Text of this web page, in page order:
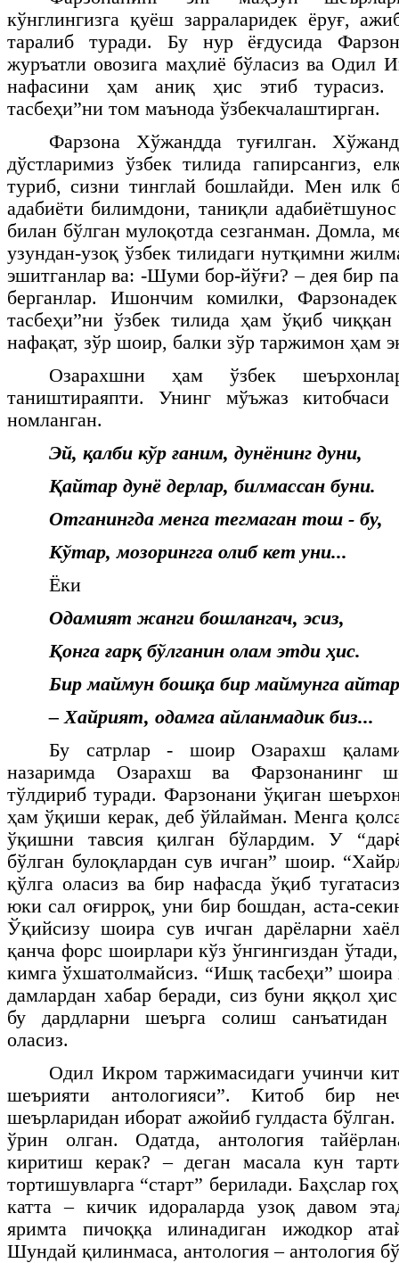
кўнглингизга қуёш зарраларидек ёруғ,
таралиб туради. Бу нур ёғдусида
журъатли овозига маҳлиё бўласиз ва Одил
нафасини ҳам аниқ ҳис этиб
тасбеҳи”ни том маънода ўзбекчалаштирган.
Фарзона Хўжандда туғилган.
дўстларимиз ўзбек тилида гапирсангиз,
туриб, сизни тинглай бошлайди. Мен илк
адабиёти билимдони, таниқли
билан бўлган мулоқотда сезганман. Домла,
узундан-узоқ ўзбек тилидаги нутқимни
эшитганлар ва: -Шуми бор-йўғи? – дея бир
берганлар. Ишончим комилки,
тасбеҳи”ни ўзбек тилида ҳам ўқиб
нафақат, зўр шоир, балки зўр таржимон ҳам
Озарахшни ҳам ўзбек
таништираяпти. Унинг мўъжаз
номланган.
Эй, қалби кўр ғаним, дунёнинг дуни,
Қайтар дунё дерлар, билмассан буни.
Отганингда менга тегмаган тош - бу,
Кўтар, мозорингга олиб кет уни...
Ёки
Одамият жанги бошлангач, эсиз,
Қонга ғарқ бўлганин олам этди ҳис.
Бир маймун бошқа бир маймунга
– Хайрият, одамга айланмадик биз...
Бу сатрлар - шоир Озарахш
назаримда Озарахш ва Фарзонанинг
тўлдириб туради. Фарзонани ўқиган
ҳам ўқиши керак, деб ўйлайман. Менга
ўқишни тавсия қилган бўлардим. У
бўлган булоқлардан сув ичган” шоир.
қўлга оласиз ва бир нафасда ўқиб
юки сал оғирроқ, уни бир бошдан, аста-
Ўқийсизу шоира сув ичган дарёларни
қанча форс шоирлари кўз ўнгингиздан
кимга ўхшатолмайсиз. “Ишқ тасбеҳи” шоира
дамлардан хабар беради, сиз буни яққол
бу дардларни шеърга солиш санъатидан
оласиз.
Одил Икром таржимасидаги учинчи
шеърияти антологияси”. Китоб бир
шеърларидан иборат ажойиб гулдаста
ўрин олган. Одатда, антология
киритиш керак? – деган масала кун
тортишувларга “старт” берилади. Баҳслар
катта – кичик идораларда узоқ давом
яримта пичоққа илинадиган ижодкор
Шундай қилинмаса, антология – антология